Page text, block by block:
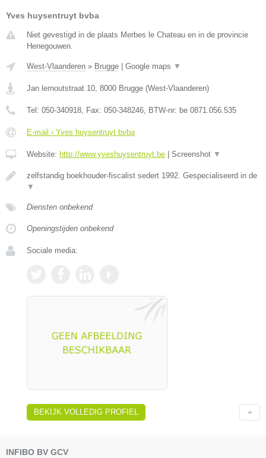
Yves huysentruyt bvba
Niet gevestigd in de plaats Merbes le Chateau en in de provincie
Henegouwen.
West-Vlaanderen » Brugge | Google maps ▼
Jan lernoutstraat 10 8000 Brugge (West-Vlaanderen)
Tel: 050-340918 , Fax: 050-348246 , BTW-nr: be 0871.056.535
E-mail › Yves huysentruyt bvba
Website: http://www.yveshuysentruyt.be | Screenshot ▼
zelfstandig boekhouder-fiscalist sedert 1992. Gespecialiseerd in de
▼
Diensten onbekend
Openingstijden onbekend
Sociale media:
BEKIJK VOLLEDIG PROFIEL
INFIBO BV GCV